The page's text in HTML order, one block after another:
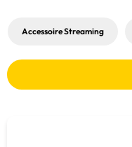
Accessoire Streaming